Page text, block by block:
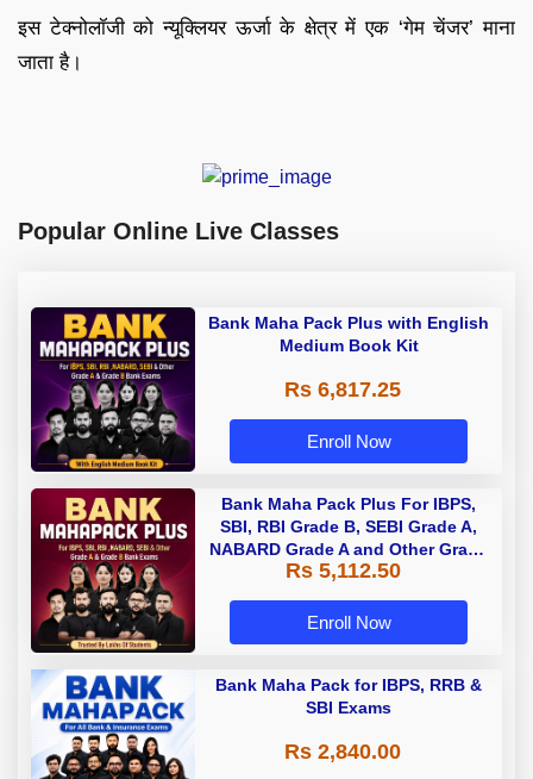
इस टेक्नोलॉजी को न्यूक्लियर ऊर्जा के क्षेत्र में एक ‘गेम चेंजर’ माना
जाता है।
Popular Online Live Classes
Bank Maha Pack Plus with English
Medium Book Kit
Rs 6,817.25
Enroll Now
Bank Maha Pack Plus For IBPS,
SBI, RBI Grade B, SEBI Grade A,
NABARD Grade A and Other Grade
A & Grade B Bank Exams
Rs 5,112.50
Enroll Now
Bank Maha Pack for IBPS, RRB &
SBI Exams
Rs 2,840.00